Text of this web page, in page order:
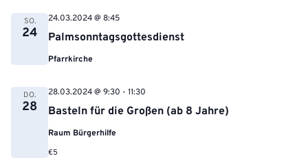
SO.
24 Palmsonntagsgottesdienst
24.03.2024 @ 8:45
Pfarrkirche
DO.
28 Basteln für die Großen (ab 8 Jahre)
28.03.2024 @ 9:30 - 11:30
Raum Bürgerhilfe
€5